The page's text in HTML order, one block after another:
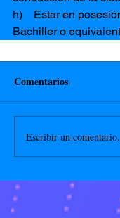
h)    Estar en
Bachiller o
Comentarios
Escribir un